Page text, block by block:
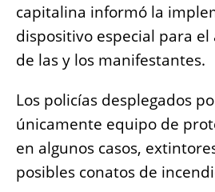
capitalina informó la
dispositivo especial para
de las y los manifestantes.
Los policías desplegados
únicamente equipo de
en algunos casos,
posibles conatos de